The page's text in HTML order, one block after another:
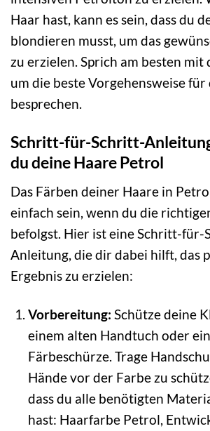
Haar hast, kann es sein, dass du
blondieren musst, um das
zu erzielen. Sprich am besten mit
um die beste Vorgehensweise für
besprechen.
Schritt-für-Schritt-
du deine Haare Petrol
Das Färben deiner Haare in
einfach sein, wenn du die
befolgst. Hier ist eine Schritt-für-
Anleitung, die dir dabei hilft, das
Ergebnis zu erzielen:
Vorbereitung: Schütze deine
einem alten Handtuch oder
Färbeschürze. Trage
Hände vor der Farbe zu
dass du alle benötigten
hast: Haarfarbe Petrol,